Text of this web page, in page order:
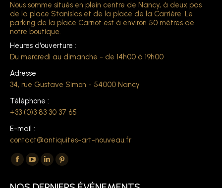
Nous somme situés en plein centre de Nancy, à deux pas
de la place Stanislas et de la place de la Carrière. Le
parking de la place Carnot est à environ 50 mètres de
notre boutique.
Heures d'ouverture :
Du mercredi au dimanche - de 14h00 à 19h00
Adresse
34, rue Gustave Simon - 54000 Nancy
Téléphone :
+33 (0)3 83 30 37 65
E-mail :
contact@antiquites-art-nouveau.fr
Trouvez nous sur :
La
La
La
La